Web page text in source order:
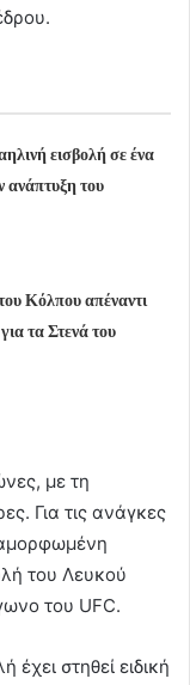
εισβολή σε ένα
ανάπτυξη του
Κόλπου απέναντι
τα Στενά του
με τη
Για τις ανάγκες
του Λευκού
του UFC.
στηθεί ειδική